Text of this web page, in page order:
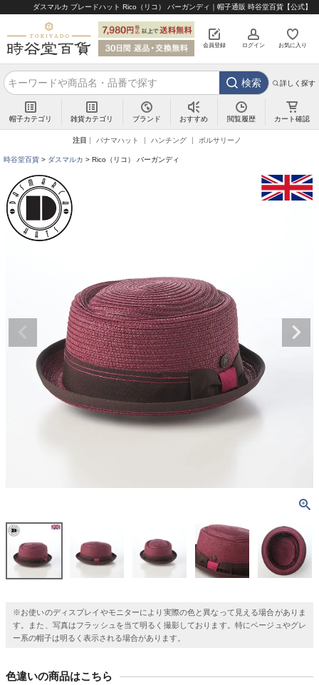
ダスマルカ ブレードハット Rico（リコ） バーガンディ｜帽子通販 時谷堂百貨【公式】
会員登録 ログイン お気に入り
検索 詳しく探す
帽子カテゴリ 雑貨カテゴリ ブランド おすすめ 閲覧履歴 カート確認
注目 パナマハット ハンチング ボルサリーノ
時谷堂百貨 ダスマルカ Rico（リコ） バーガンディ
※お使いのディスプレイやモニターにより実際の色と異なって見える場合がありま
す。また、写真はフラッシュを当て明るく撮影しております。特にベージュやグレ
ー系の帽子は明るく表示される場合があります。
色違いの商品はこちら